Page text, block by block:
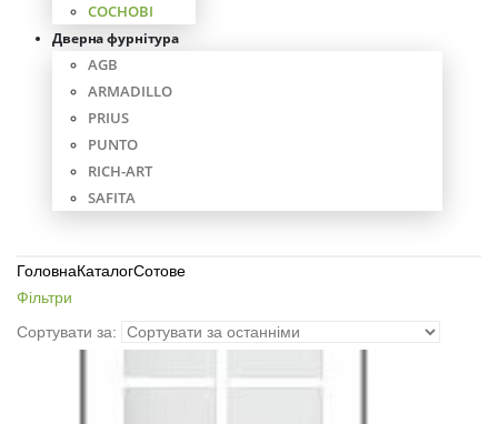
СОСНОВІ
Дверна фурнітура
AGB
ARMADILLO
PRIUS
PUNTO
RICH-ART
SAFITA
ГоловнаКаталогСотове
Фільтри
Сортувати за: